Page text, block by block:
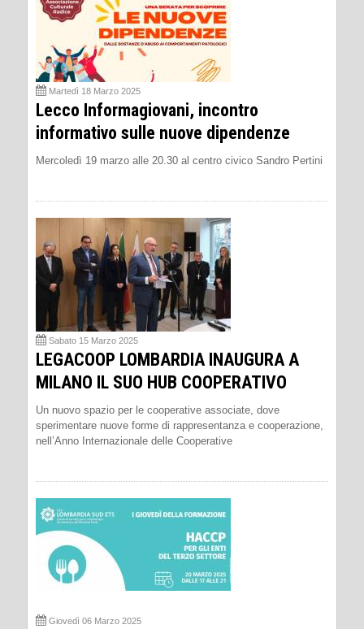
Martedì 18 Marzo 2025
Lecco Informagiovani, incontro
informativo sulle nuove dipendenze
Mercoledì 19 marzo alle 20.30 al centro civico Sandro Pertini
Sabato 15 Marzo 2025
LEGACOOP LOMBARDIA INAUGURA A
MILANO IL SUO HUB COOPERATIVO
Un nuovo spazio per le cooperative associate, dove
sperimentare nuove forme di rappresentanza e cooperazione,
nell’Anno Internazionale delle Cooperative
Giovedì 06 Marzo 2025